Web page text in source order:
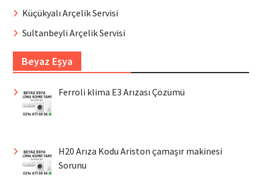
Küçükyalı Arçelik Servisi
Sultanbeyli Arçelik Servisi
Beyaz Eşya
Ferroli klima E3 Arızası Çözümü
H20 Arıza Kodu Ariston çamaşır makinesi
Sorunu